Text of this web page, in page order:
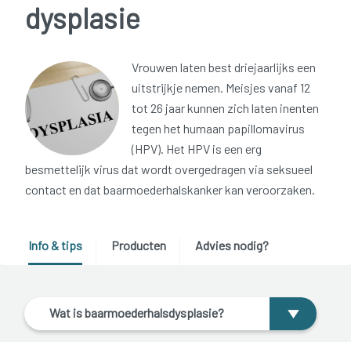
dysplasie
Vrouwen laten best driejaarlijks een
uitstrijkje nemen. Meisjes vanaf 12
tot 26 jaar kunnen zich laten inenten
tegen het humaan papillomavirus
(HPV). Het HPV is een erg
besmettelijk virus dat wordt overgedragen via seksueel
contact en dat baarmoederhalskanker kan veroorzaken.
Info & tips Producten Advies nodig?
Wat is baarmoederhalsdysplasie?